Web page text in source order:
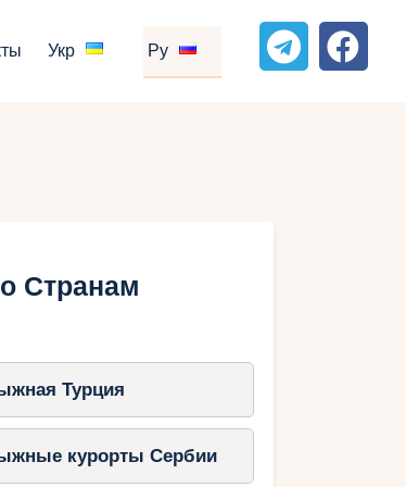
Укр Ру
Странам
Турция
курорты Сербии